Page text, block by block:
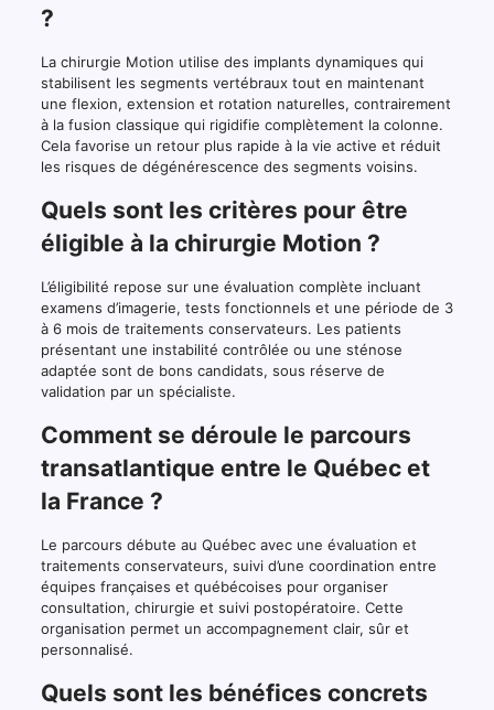
?
La chirurgie Motion utilise des implants dynamiques qui
stabilisent les segments vertébraux tout en maintenant
une flexion, extension et rotation naturelles, contrairement
à la fusion classique qui rigidifie complètement la colonne.
Cela favorise un retour plus rapide à la vie active et réduit
les risques de dégénérescence des segments voisins.
Quels sont les critères pour être
éligible à la chirurgie Motion ?
L’éligibilité repose sur une évaluation complète incluant
examens d’imagerie, tests fonctionnels et une période de 3
à 6 mois de traitements conservateurs. Les patients
présentant une instabilité contrôlée ou une sténose
adaptée sont de bons candidats, sous réserve de
validation par un spécialiste.
Comment se déroule le parcours
transatlantique entre le Québec et
la France ?
Le parcours débute au Québec avec une évaluation et
traitements conservateurs, suivi d’une coordination entre
équipes françaises et québécoises pour organiser
consultation, chirurgie et suivi postopératoire. Cette
organisation permet un accompagnement clair, sûr et
personnalisé.
Quels sont les bénéfices concrets